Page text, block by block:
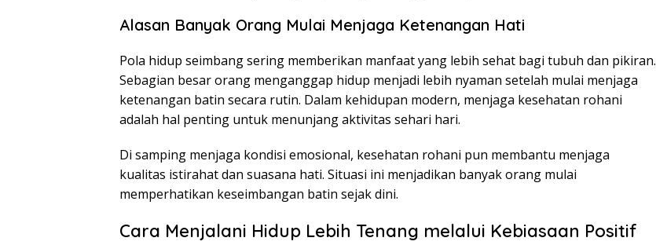
Alasan Banyak Orang Mulai Menjaga Ketenangan Hati
Pola hidup seimbang sering memberikan manfaat yang lebih sehat bagi tubuh dan pikiran.
Sebagian besar orang menganggap hidup menjadi lebih nyaman setelah mulai menjaga
ketenangan batin secara rutin. Dalam kehidupan modern, menjaga kesehatan rohani
adalah hal penting untuk menunjang aktivitas sehari hari.
Di samping menjaga kondisi emosional, kesehatan rohani pun membantu menjaga
kualitas istirahat dan suasana hati. Situasi ini menjadikan banyak orang mulai
memperhatikan keseimbangan batin sejak dini.
Cara Menjalani Hidup Lebih Tenang melalui Kebiasaan Positif